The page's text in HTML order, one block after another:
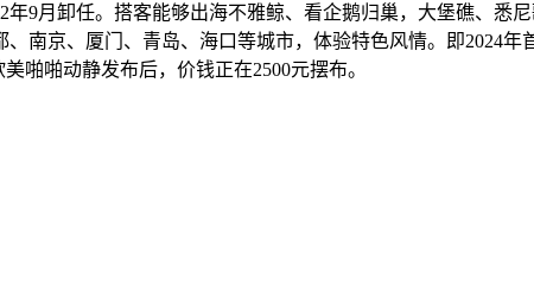
月卸任。搭客能够出海不雅鲸、看企鹅归巢，大堡礁、悉尼
南京、厦门、青岛、海口等城市，体验特色风情。即2024
啪啪动静发布后，价钱正在2500元摆布。